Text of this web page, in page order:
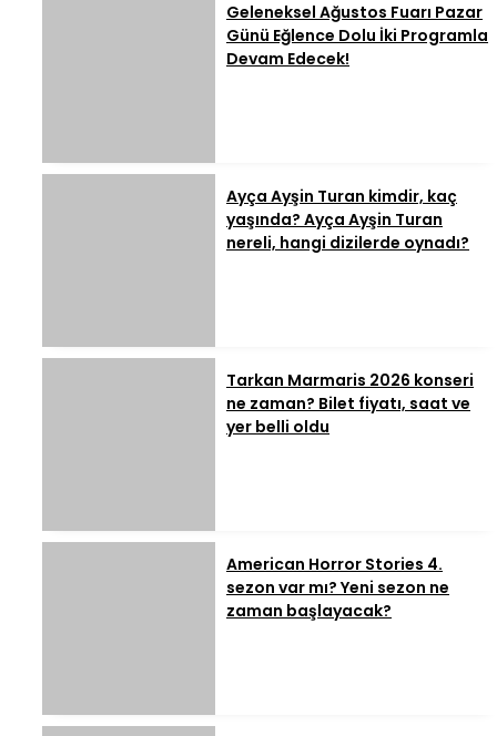
Geleneksel Ağustos Fuarı Pazar
Günü Eğlence Dolu İki Programla
Devam Edecek!
Ayça Ayşin Turan kimdir, kaç
yaşında? Ayça Ayşin Turan
nereli, hangi dizilerde oynadı?
Tarkan Marmaris 2026 konseri
ne zaman? Bilet fiyatı, saat ve
yer belli oldu
American Horror Stories 4.
sezon var mı? Yeni sezon ne
zaman başlayacak?